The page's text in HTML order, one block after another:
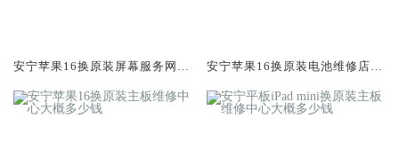
安宁苹果16换原装屏幕服务网点
安宁苹果16换原装电池维修店大